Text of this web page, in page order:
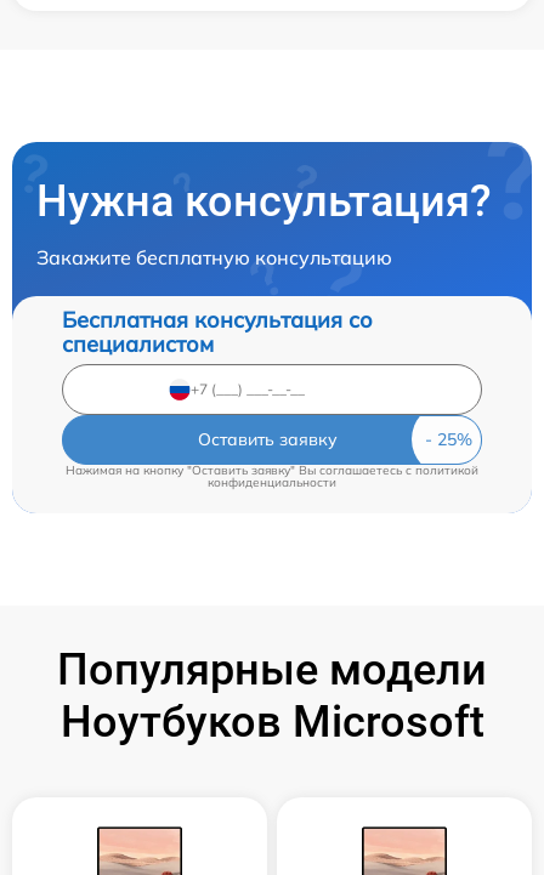
Нужна консультация?
Закажите бесплатную консультацию
Бесплатная консультация со
специалистом
Оставить заявку
Нажимая на кнопку "Оставить заявку" Вы соглашаетесь cполитикой
конфиденциальности
Популярные модели
Ноутбуков Microsoft